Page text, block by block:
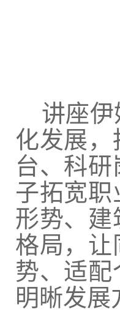
讲座伊
化发展，
台、科
子拓宽
形势、
格局，
势、适
明晰发展